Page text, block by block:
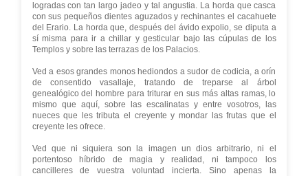
logradas con tan largo jadeo y tal angustia. La horda que casca
con sus pequeños dientes aguzados y rechinantes el cacahuete
del Erario. La horda que, después del ávido expolio, se diputa a
sí misma para ir a chillar y gesticular bajo las cúpulas de los
Templos y sobre las terrazas de los Palacios.
Ved a esos grandes monos hediondos a sudor de codicia, a orín
de consentido vasallaje, tratando de treparse al árbol
genealógico del hombre para triturar en sus más altas ramas, lo
mismo que aquí, sobre las escalinatas y entre vosotros, las
nueces que les tributa el creyente y mondar las frutas que el
creyente les ofrece.
Ved que ni siquiera son la imagen un dios arbitrario, ni el
portentoso híbrido de magia y realidad, ni tampoco los
cancilleres de vuestra voluntad incierta. Sino apenas la